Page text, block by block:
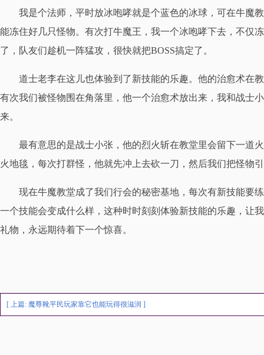
我是个法师，平时放冰咆哮就是个蓝色的冰球，可在牛魔
能冻住好几只怪物。有次打牛魔王，我一个冰咆哮下去，不仅
了，队友们趁机一阵猛攻，很快就把BOSS搞定了。
道士老李在这儿也体验到了新技能的乐趣。他的治愈术在
有次我们被怪物围在角落里，他一个治愈术放出来，我和战士
来。
最有意思的是战士小张，他的烈火斩在教堂里会留下一道
火地毯，每次打群怪，他就先冲上去砍一刀，然后我们把怪物
现在牛魔教堂成了我们行会的秘密基地，每次有新技能要
一个技能会变成什么样，这种时时刻刻体验新技能的乐趣，让
礼物，永远期待着下一个惊喜。
[ 上篇: 魔尊靴平民玩家靠它也能玩得很滋润 ]